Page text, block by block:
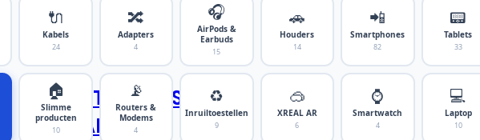
SMARTPHONES
TABLETS
🔌
Kabels
24
🔀
Adapters
4
🎧
AirPods &
Earbuds
15
🚗
Houders
14
📲
Smartphones
82
📟
Tablets
33
🏠
Slimme
producten
10
📡
Routers &
Modems
4
♻️
Inruiltoestellen
9
🥽
XREAL AR
6
⌚
Smartwatch
4
💻
Laptop
10